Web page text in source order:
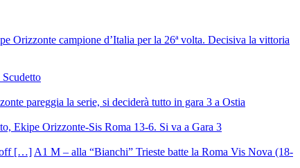
Orizzonte campione d’Italia per la 26ª volta. Decisiva la vittoria
pareggia la serie, si deciderà tutto in gara 3 a Ostia
Ekipe Orizzonte-Sis Roma 13-6. Si va a Gara 3
A1 M – alla “Bianchi” Trieste batte la Roma Vis Nova (18-